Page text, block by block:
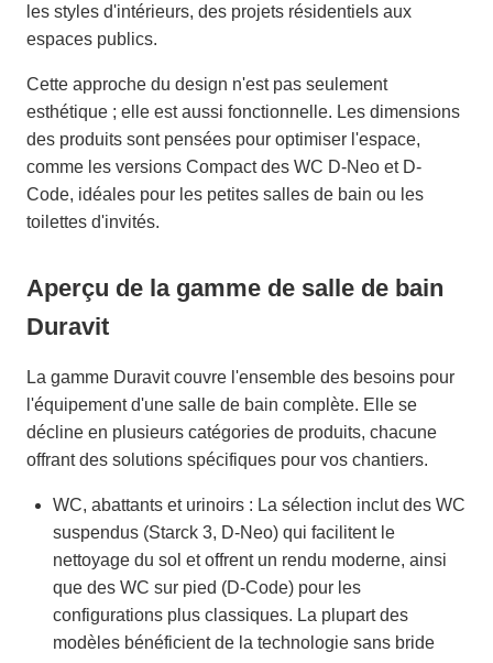
les styles d'intérieurs, des projets résidentiels aux
espaces publics.
Cette approche du design n'est pas seulement
esthétique ; elle est aussi fonctionnelle. Les dimensions
des produits sont pensées pour optimiser l'espace,
comme les versions Compact des WC D-Neo et D-
Code, idéales pour les petites salles de bain ou les
toilettes d'invités.
Aperçu de la gamme de salle de bain
Duravit
La gamme Duravit couvre l'ensemble des besoins pour
l'équipement d'une salle de bain complète. Elle se
décline en plusieurs catégories de produits, chacune
offrant des solutions spécifiques pour vos chantiers.
WC, abattants et urinoirs : La sélection inclut des WC
suspendus (Starck 3, D-Neo) qui facilitent le
nettoyage du sol et offrent un rendu moderne, ainsi
que des WC sur pied (D-Code) pour les
configurations plus classiques. La plupart des
modèles bénéficient de la technologie sans bride